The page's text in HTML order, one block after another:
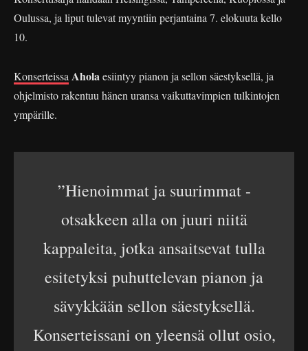
Oulussa, ja liput tulevat myyntiin perjantaina 7. elokuuta kello
10.
Konserteissa Ahola esiintyy pianon ja sellon säestyksellä, ja
ohjelmisto rakentuu hänen uransa vaikuttavimpien tulkintojen
ympärille.
”Hienoimmat ja suurimmat -
otsakkeen alla on juuri niitä
kappaleita, jotka ansaitsevat tulla
esitetyksi puhuttelevan pianon ja
sävykkään sellon säestyksellä.
Konserteissani on yleensä ollut osio,